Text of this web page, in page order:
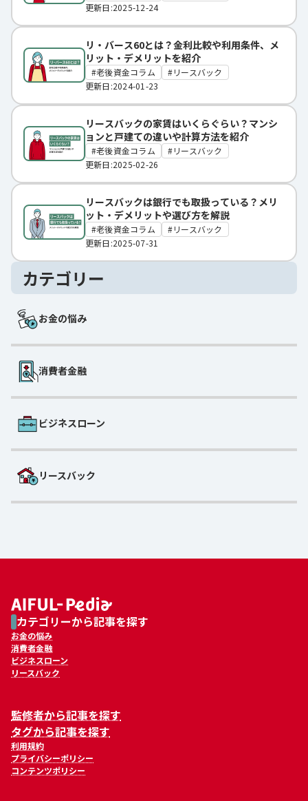
更新日:2025-12-24
リ・バース60とは？金利比較や利用条件、メ
リット・デメリットを紹介
老後資金コラム
リースバック
更新日:2024-01-23
リースバックの家賃はいくらぐらい？マンシ
ョンと戸建ての違いや計算方法を紹介
老後資金コラム
リースバック
更新日:2025-02-26
リースバックは銀行でも取扱っている？メリ
ット・デメリットや選び方を解説
老後資金コラム
リースバック
更新日:2025-07-31
カテゴリー
お金の悩み
消費者金融
ビジネスローン
リースバック
カテゴリーから記事を探す
お金の悩み
消費者金融
ビジネスローン
リースバック
監修者から記事を探す
タグから記事を探す
利用規約
プライバシーポリシー
コンテンツポリシー